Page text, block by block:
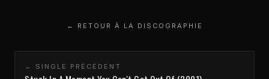
← RETOUR À LA DISCOGRAPHIE
← SINGLE PRÉCÉDENT